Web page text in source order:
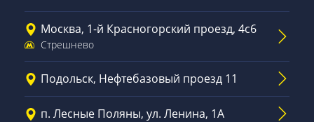
Москва, 1-й Красногорский проезд, 4с6
Стрешнево
Подольск, Нефтебазовый проезд 11
п. Лесные Поляны, ул. Ленина, 1А